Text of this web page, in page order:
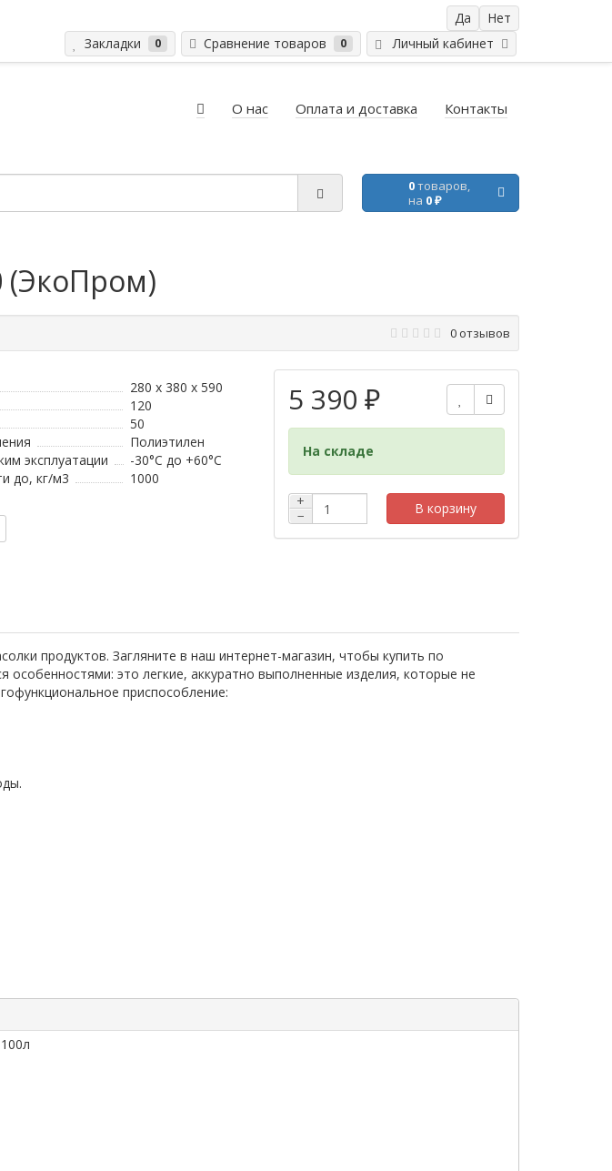
Личный кабинет
Закладки 0 Сравнение товаров 0
О нас Оплата и доставка Контакты
0товаров,
на 0 ₽
(ЭкоПром)
0 отзывов
280 х 380 х 590
120
50
Полиэтилен
эксплуатации
-30°C до +60°C
до, кг/м3
1000
5 390 ₽
На складе
+
−
В корзину
продуктов. Загляните в наш интернет-магазин, чтобы купить по
это легкие, аккуратно выполненные изделия, которые не
приспособление: